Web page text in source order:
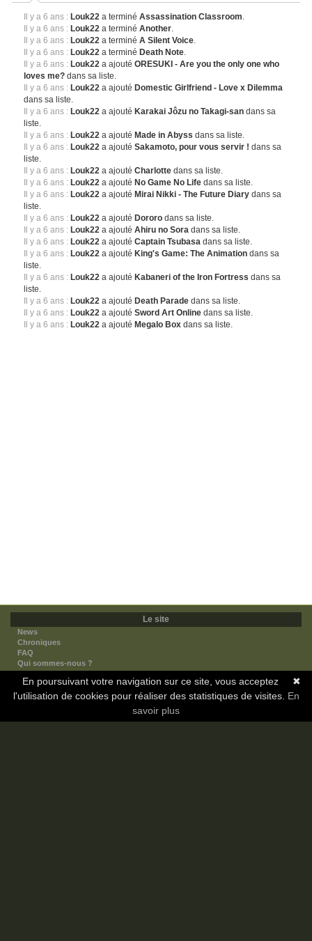
Il y a 6 ans : Louk22 a terminéAssassination Classroom.
Il y a 6 ans : Louk22 a terminéAnother.
Il y a 6 ans : Louk22 a terminéA Silent Voice.
Il y a 6 ans : Louk22 a terminé Death Note.
Il y a 6 ans : Louk22 a ajoutéORESUKI - Are you the only one who
loves me? dans sa liste.
Il y a 6 ans : Louk22 a ajouté Domestic Girlfriend - Love x Dilemma
dans sa liste.
Il y a 6 ans : Louk22 a ajouté Karakai Jôzu no Takagi-san dans sa
liste.
Il y a 6 ans : Louk22 a ajouté Made in Abyss dans sa liste.
Il y a 6 ans : Louk22 a ajoutéSakamoto, pour vous servir ! dans sa
liste.
Il y a 6 ans : Louk22 a ajoutéCharlotte dans sa liste.
Il y a 6 ans : Louk22 a ajouté No Game No Life dans sa liste.
Il y a 6 ans : Louk22 a ajouté Mirai Nikki - The Future Diary dans sa
liste.
Il y a 6 ans : Louk22 a ajouté Dororo dans sa liste.
Il y a 6 ans : Louk22 a ajoutéAhiru no Sora dans sa liste.
Il y a 6 ans : Louk22 a ajoutéCaptain Tsubasa dans sa liste.
Il y a 6 ans : Louk22 a ajouté King's Game: The Animation dans sa
liste.
Il y a 6 ans : Louk22 a ajouté Kabaneri of the Iron Fortress dans sa
liste.
Il y a 6 ans : Louk22 a ajouté Death Parade dans sa liste.
Il y a 6 ans : Louk22 a ajoutéSword Art Online dans sa liste.
Il y a 6 ans : Louk22 a ajouté Megalo Box dans sa liste.
Le site
News
Chroniques
FAQ
Qui sommes-nous ?
Nos partenaires
Faites-nous connaitre
Nous contacter
✖
En poursuivant votre navigation sur ce site, vous acceptez
l'utilisation de cookies pour réaliser des statistiques de visites. En
savoir plus